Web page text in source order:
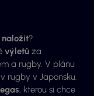
naložit?
výletů za
a rugby. V plánu
rugby v Japonsku.
, kterou si chce